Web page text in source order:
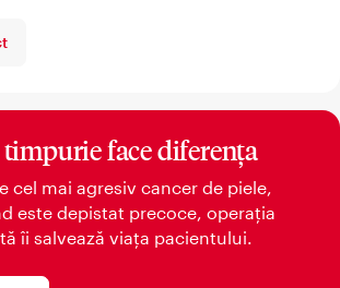
face diferența
cel mai agresiv cancer de piele,
este depistat precoce, operația
îi salvează viața pacientului.